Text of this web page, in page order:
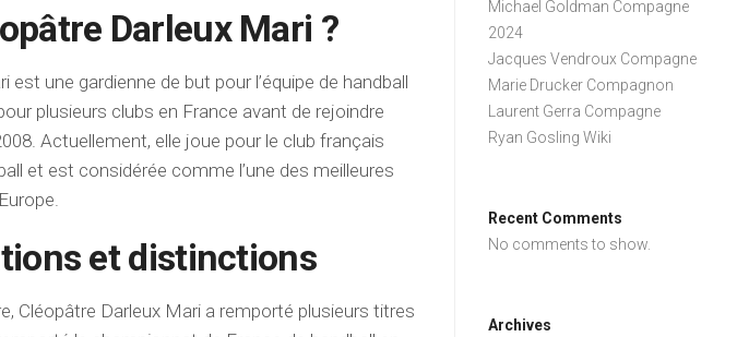
Darleux Mari ?
est une gardienne de but pour l’équipe de handball
plusieurs clubs en France avant de rejoindre
Actuellement, elle joue pour le club français
et est considérée comme l’une des meilleures
et distinctions
Cléopâtre Darleux Mari a remporté plusieurs titres
Michael Goldman Compagne
2024
Jacques Vendroux Compagne
Marie Drucker Compagnon
Laurent Gerra Compagne
Ryan Gosling Wiki
Recent Comments
No comments to show.
Archives